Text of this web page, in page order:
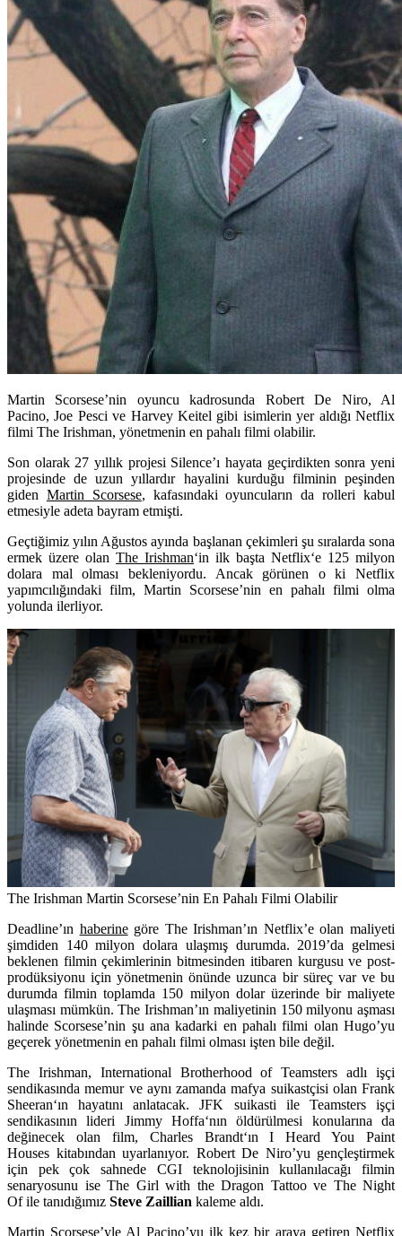
Martin Scorsese’nin oyuncu kadrosunda Robert De Niro, Al
Pacino, Joe Pesci ve Harvey Keitel gibi isimlerin yer aldığı Netflix
filmi The Irishman, yönetmenin en pahalı filmi olabilir.
Son olarak 27 yıllık projesi Silence’ı hayata geçirdikten sonra yeni
projesinde de uzun yıllardır hayalini kurduğu filminin peşinden
giden Martin Scorsese, kafasındaki oyuncuların da rolleri kabul
etmesiyle adeta bayram etmişti.
Geçtiğimiz yılın Ağustos ayında başlanan çekimleri şu sıralarda sona
ermek üzere olan The Irishman‘in ilk başta Netflix‘e 125 milyon
dolara mal olması bekleniyordu. Ancak görünen o ki Netflix
yapımcılığındaki film, Martin Scorsese’nin en pahalı filmi olma
yolunda ilerliyor.
The Irishman Martin Scorsese’nin En Pahalı Filmi Olabilir
Deadline’ın haberinegöre The Irishman’ın Netflix’e olan maliyeti
şimdiden 140 milyon dolara ulaşmış durumda. 2019’da gelmesi
beklenen filmin çekimlerinin bitmesinden itibaren kurgusu ve post-
prodüksiyonu için yönetmenin önünde uzunca bir süreç var ve bu
durumda filmin toplamda 150 milyon dolar üzerinde bir maliyete
ulaşması mümkün. The Irishman’ın maliyetinin 150 milyonu aşması
halinde Scorsese’nin şu ana kadarki en pahalı filmi olan Hugo’yu
geçerek yönetmenin en pahalı filmi olması işten bile değil.
The Irishman, International Brotherhood of Teamsters adlı işçi
sendikasında memur ve aynı zamanda mafya suikastçisi olan Frank
Sheeran‘ın hayatını anlatacak. JFK suikasti ile Teamsters işçi
sendikasının lideri Jimmy Hoffa‘nın öldürülmesi konularına da
değinecek olan film, Charles Brandt‘ınI Heard You Paint
Houses kitabından uyarlanıyor. Robert De Niro’yu gençleştirmek
için pek çok sahnede CGI teknolojisinin kullanılacağı filmin
senaryosunu ise The Girl with the Dragon Tattoo ve The Night
Of ile tanıdığımız Steve Zaillian kaleme aldı.
Martin Scorsese’yle Al Pacino’yu ilk kez bir araya getiren Netflix